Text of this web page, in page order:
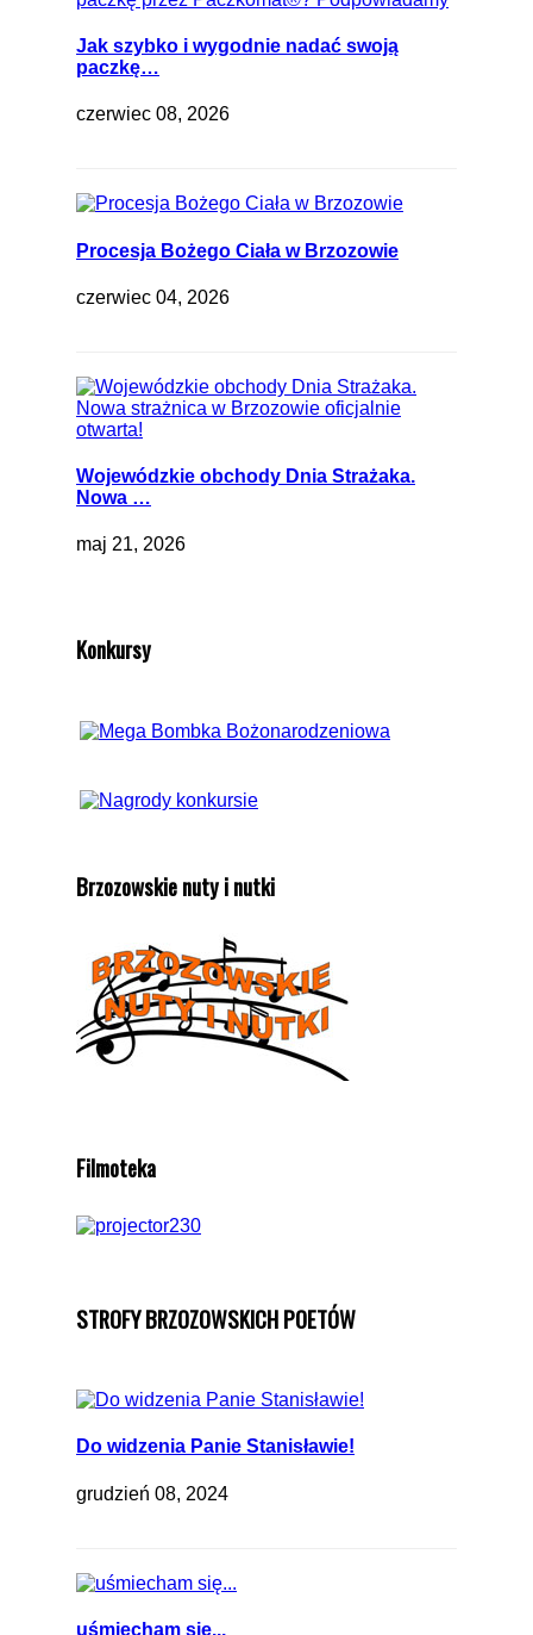
Jak szybko i wygodnie nadać swoją
paczkę…
czerwiec 08, 2026
Procesja Bożego Ciała w Brzozowie
czerwiec 04, 2026
Wojewódzkie obchody Dnia Strażaka.
Nowa …
maj 21, 2026
Konkursy
Brzozowskie nuty i nutki
Filmoteka
STROFY BRZOZOWSKICH POETÓW
Do widzenia Panie Stanisławie!
grudzień 08, 2024
uśmiecham się...